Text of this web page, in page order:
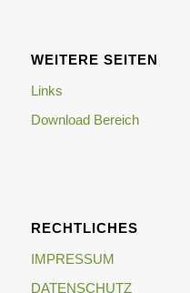
WEITERE SEITEN
Links
Download Bereich
RECHTLICHES
IMPRESSUM
DATENSCHUTZ